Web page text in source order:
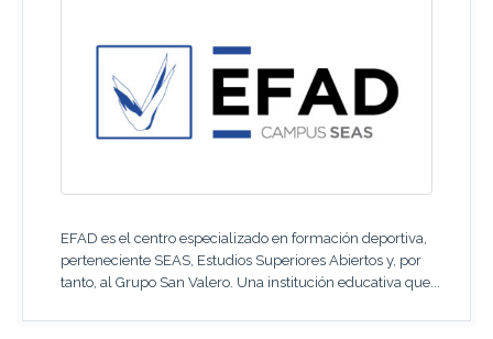
EFAD es el centro especializado en formación deportiva,
perteneciente SEAS, Estudios Superiores Abiertos y, por
tanto, al Grupo San Valero. Una institución educativa que...